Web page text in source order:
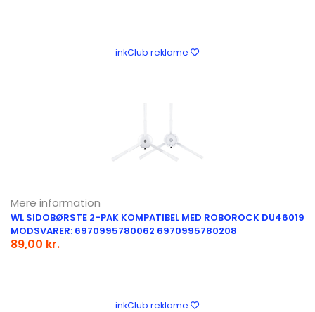
inkClub reklame
Mere information
WL SIDOBØRSTE 2-PAK KOMPATIBEL MED ROBOROCK DU46019
MODSVARER: 6970995780062 6970995780208
89,00 kr.
inkClub reklame